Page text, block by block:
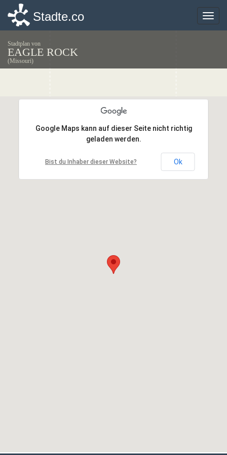
Toggle
Stadte.co
Stadtplan von
EAGLE ROCK
(Missouri)
Google Maps kann auf dieser Seite nicht richtig
geladen werden.
Bist du Inhaber dieser Website? Ok
Google Maps kann auf dieser Seite nicht richtig
geladen werden.
Bist du Inhaber dieser Website? Ok
Toggle
Stadte.co